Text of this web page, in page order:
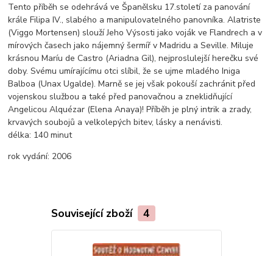
Tento příběh se odehrává ve Španělsku 17.století za panování
krále Filipa IV., slabého a manipulovatelného panovníka. Alatriste
(Viggo Mortensen) slouží Jeho Výsosti jako voják ve Flandrech a v
mírových časech jako nájemný šermíř v Madridu a Seville. Miluje
krásnou Maríu de Castro (Ariadna Gil), nejproslulejší herečku své
doby. Svému umírajícímu otci slíbil, že se ujme mladého Iniga
Balboa (Unax Ugalde). Marně se jej však pokouší zachránit před
vojenskou službou a také před panovačnou a zneklidňující
Angelicou Alquézar (Elena Anaya)! Příběh je plný intrik a zrady,
krvavých soubojů a velkolepých bitev, lásky a nenávisti.
délka: 140 minut
rok vydání: 2006
Související zboží 4